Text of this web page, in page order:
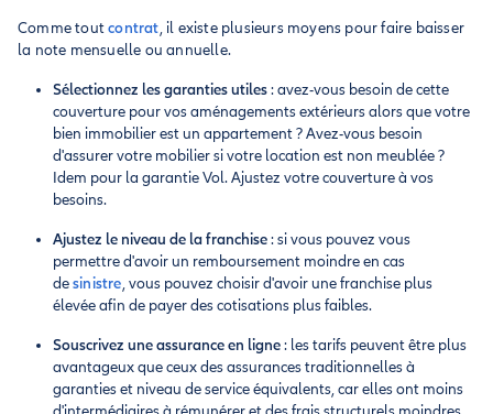
Comme toutcontrat, il existe plusieurs moyens pour faire baisser
la note mensuelle ou annuelle.
Sélectionnez les garanties utiles: avez-vous besoin de cette
couverture pour vos aménagements extérieurs alors que votre
bien immobilier est un appartement ? Avez-vous besoin
d'assurer votre mobilier si votre location est non meublée ?
Idem pour la garantie Vol. Ajustez votre couverture à vos
besoins.
Ajustez le niveau de la franchise: si vous pouvez vous
permettre d'avoir un remboursement moindre en cas
desinistre, vous pouvez choisir d'avoir une franchise plus
élevée afin de payer des cotisations plus faibles.
Souscrivez une assurance en ligne: les tarifs peuvent être plus
avantageux que ceux des assurances traditionnelles à
garanties et niveau de service équivalents, car elles ont moins